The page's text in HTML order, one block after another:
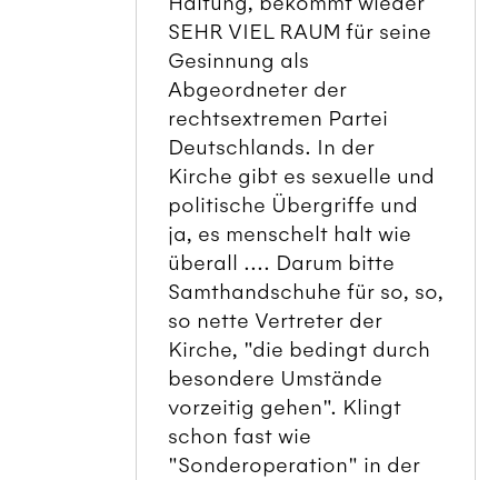
SEHR VIEL RAUM für seine
Gesinnung als
Abgeordneter der
rechtsextremen Partei
Deutschlands. In der
Kirche gibt es sexuelle und
politische Übergriffe und
ja, es menschelt halt wie
überall .... Darum bitte
Samthandschuhe für so, so,
so nette Vertreter der
Kirche, "die bedingt durch
besondere Umstände
vorzeitig gehen". Klingt
schon fast wie
"Sonderoperation" in der